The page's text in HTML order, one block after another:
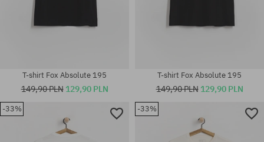
Dostępne rozmiary:
Dostępne rozmiary:
T-shirt Fox Absolute 195
149,90 PLN 129,90 PLN
T-shirt Fox Absolute 195
149,90 PLN 129,90 PLN
-33% -33%